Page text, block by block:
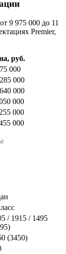
9 975 000 до 11
Premier,
руб.
000
000
000
000
000
000
/ 1915 / 1495
(3450)